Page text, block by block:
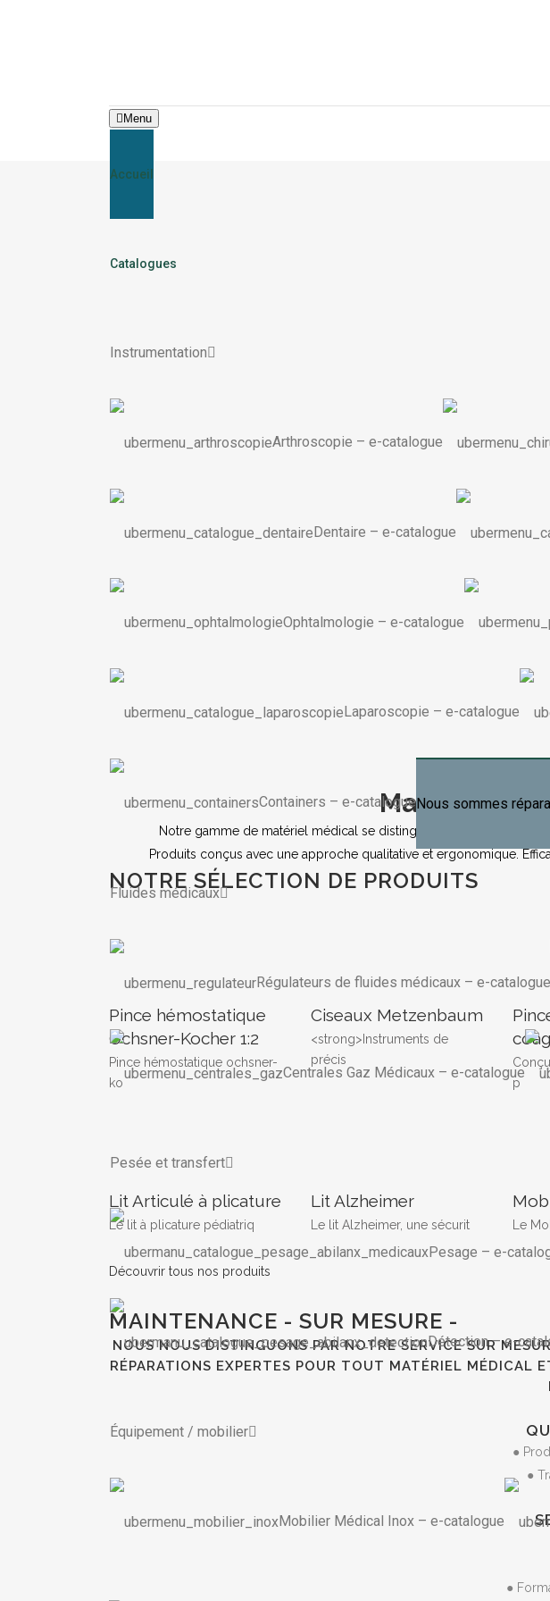
Menu
Accueil
Catalogues
Instrumentation
Arthroscopie – e-catalogue
Dentaire – e-catalogue
Ophtalmologie – e-catalogue
Laparoscopie – e-catalogue
Containers – e-catalogueNous sommes
Fluides médicaux
Régulateurs de fluides médicaux – e-catalogue
Centrales Gaz Médicaux – e-catalogue
Pesée et transfert
Pesage – e-
Détection–e-
Équipement / mobilier
Mobilier Médical Inox – e-catalogue
Matériel
Notre gamme de matériel médical se distingue par sa
Produits conçus avec une approche qualitative et ergonomique.
NOTRE SÉLECTION DE PRODUITS
Pince hémostatique
Ochsner-Kocher 1:2
Pince hémostatique ochsner-
ko
Ciseaux Metzenbaum
<strong>Instruments de
précis
p
Lit Articulé à plicature
Le lit à plicature pédiatriq
Lit Alzheimer
Le lit Alzheimer, une sécurit Le
Découvrir tous nos produits
MAINTENANCE - SUR MESURE -
NOUS NOUS DISTINGUONS PAR NOTRE SERVICE SUR
RÉPARATIONS EXPERTES POUR TOUT MATÉRIEL MÉDICAL
●
●
●